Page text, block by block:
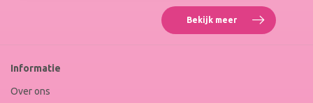
Bekijk meer Reviews
Roxenne
Informatie
Over ons